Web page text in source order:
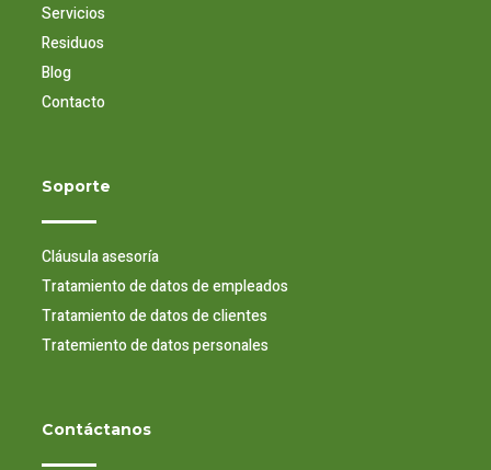
Servicios
Residuos
Blog
Contacto
Soporte
Cláusula asesoría
Tratamiento de datos de empleados
Tratamiento de datos de clientes
Tratemiento de datos personales
Contáctanos